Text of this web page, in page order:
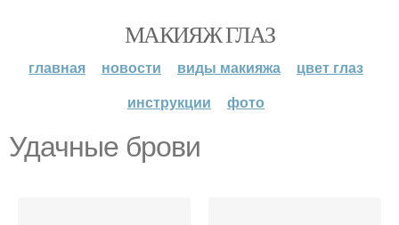
МАКИЯЖ ГЛАЗ
главная новости виды макияжа
цвет глаз
инструкции
фото
Удачные брови